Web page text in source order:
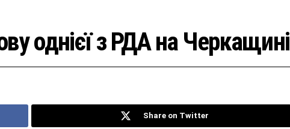
однієї з РДА на Черкащині
Share on Twitter